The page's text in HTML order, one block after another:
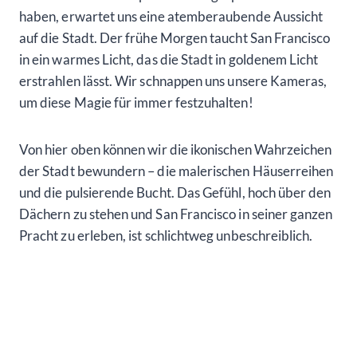
haben, erwartet uns eine atemberaubende Aussicht
auf die Stadt. Der frühe Morgen taucht San Francisco
in ein warmes Licht, das die Stadt in goldenem Licht
erstrahlen lässt. Wir schnappen uns unsere Kameras,
um diese Magie für immer festzuhalten!
Von hier oben können wir die ikonischen Wahrzeichen
der Stadt bewundern – die malerischen Häuserreihen
und die pulsierende Bucht. Das Gefühl, hoch über den
Dächern zu stehen und San Francisco in seiner ganzen
Pracht zu erleben, ist schlichtweg unbeschreiblich.